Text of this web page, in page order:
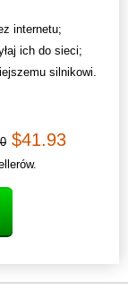
internetu;
ich do sieci;
silnikowi.
$41.93